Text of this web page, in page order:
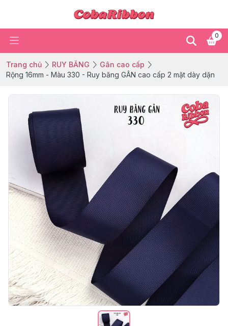
0
Trang chủ RUY BĂNG
Gân cao cấp
Rộng 16mm - Màu 330 - Ruy băng GÂN cao cấp 2 mặt dày dặn